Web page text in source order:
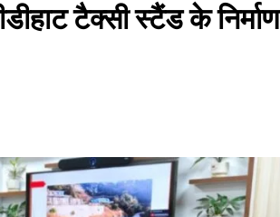
टैक्सी स्टैंड के निर्माण